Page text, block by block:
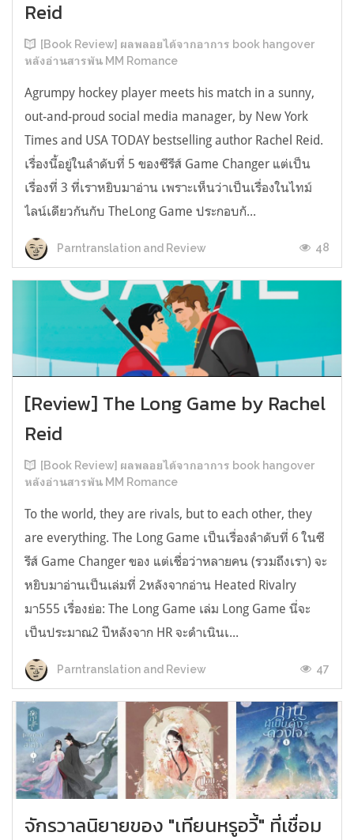
Reid
[Book Review] ผลพลอยได้จากอาการ book hangover
หลังอ่านสารพัน MM Romance
Agrumpy hockey player meets his match in a sunny,
out-and-proud social media manager, by New York
Times and USA TODAY bestselling author Rachel Reid.
เรื่องนี้อยู่ในลำดับที่ 5 ของซีรีส์ Game Changer แต่เป็น
เรื่องที่ 3 ที่เราหยิบมาอ่าน เพราะเห็นว่าเป็นเรื่องในไทม์
ไลน์เดียวกันกับ TheLong Game ประกอบกั...
Parntranslation and Review 48
[Review] The Long Game by Rachel
Reid
[Book Review] ผลพลอยได้จากอาการ book hangover
หลังอ่านสารพัน MM Romance
To the world, they are rivals, but to each other, they
are everything. The Long Game เป็นเรื่องลำดับที่ 6 ในซี
รีส์ Game Changer ของ แต่เชื่อว่าหลายคน (รวมถึงเรา) จะ
หยิบมาอ่านเป็นเล่มที่ 2หลังจากอ่าน Heated Rivalry
มา555 เรื่องย่อ: The Long Game เล่ม Long Game นี่จะ
เป็นประมาณ2 ปีหลังจาก HR จะดำเนินเ...
Parntranslation and Review 47
จักรวาลนิยายของ "เทียนหรูอวี้" ที่เชื่อม